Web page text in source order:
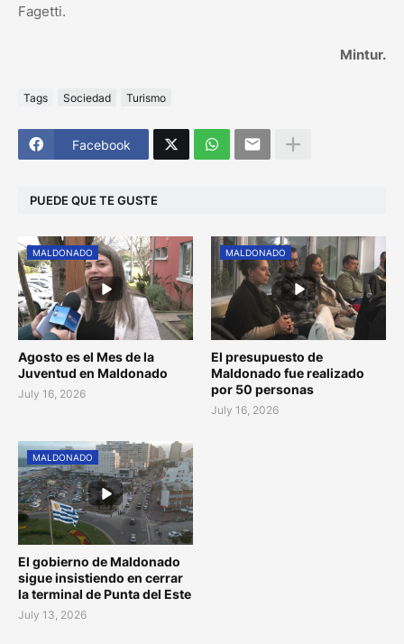
Fagetti.
Mintur.
Tags Sociedad Turismo
Facebook
PUEDE QUE TE GUSTE
MALDONADO
Agosto es el Mes de la
Juventud en Maldonado
July 16, 2026
MALDONADO
El presupuesto de
Maldonado fue realizado
por 50 personas
July 16, 2026
MALDONADO
El gobierno de Maldonado
sigue insistiendo en cerrar
la terminal de Punta del Este
July 13, 2026